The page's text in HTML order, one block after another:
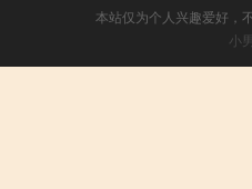
本站仅为个人兴趣爱好，
小